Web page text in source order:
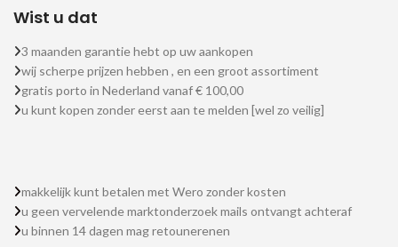
Wist u dat
3 maanden garantie hebt op uw aankopen
wij scherpe prijzen hebben , en een groot assortiment
gratis porto in Nederland vanaf € 100,00
u kunt kopen zonder eerst aan te melden [wel zo veilig]
makkelijk kunt betalen met Wero zonder kosten
u geen vervelende marktonderzoek mails ontvangt achteraf
u binnen 14 dagen mag retounerenen